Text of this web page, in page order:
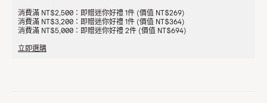
消費滿 NT$2,500：即贈迷你好禮 1件 (價值 NT$269)
消費滿 NT$3,200：即贈迷你好禮 1件 (價值 NT$364)
消費滿 NT$5,000：即贈迷你好禮 2件 (價值 NT$694)
立即選購